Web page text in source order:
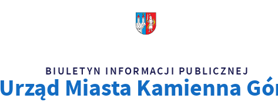
BIULETYN INFORMACJI PUBLICZNEJ
Urząd Miasta Kamienna